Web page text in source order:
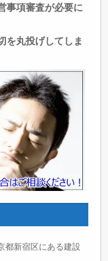
事項審査が必要に
を丸投げしてしま
都新宿区にある建設